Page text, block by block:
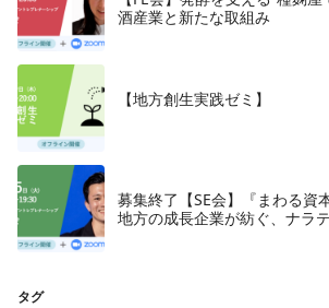
酒産業と新たな取組み
【地方創生実践ゼミ】
募集終了【SE会】『まわる
地方の成長企業が紡ぐ、ナラ
タグ